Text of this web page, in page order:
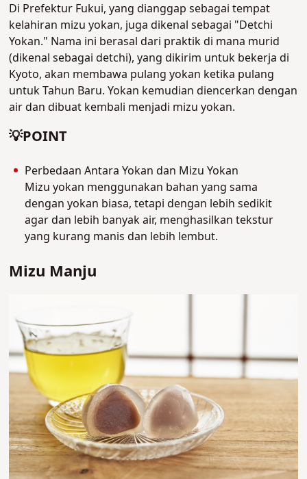
Di Prefektur Fukui, yang dianggap sebagai tempat
kelahiran mizu yokan, juga dikenal sebagai "Detchi
Yokan." Nama ini berasal dari praktik di mana murid
(dikenal sebagai detchi), yang dikirim untuk bekerja di
Kyoto, akan membawa pulang yokan ketika pulang
untuk Tahun Baru. Yokan kemudian diencerkan dengan
air dan dibuat kembali menjadi mizu yokan.
💡POINT
Perbedaan Antara Yokan dan Mizu Yokan
Mizu yokan menggunakan bahan yang sama
dengan yokan biasa, tetapi dengan lebih sedikit
agar dan lebih banyak air, menghasilkan tekstur
yang kurang manis dan lebih lembut.
Mizu Manju